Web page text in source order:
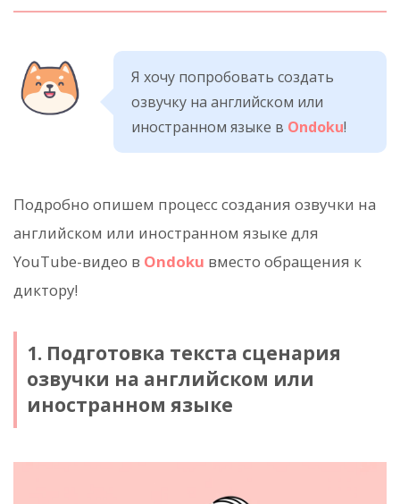
Я хочу попробовать создать
озвучку на английском или
иностранном языке в Ondoku!
Подробно опишем процесс создания озвучки на
английском или иностранном языке для
YouTube-видео в Ondoku вместо обращения к
диктору!
1. Подготовка текста сценария
озвучки на английском или
иностранном языке